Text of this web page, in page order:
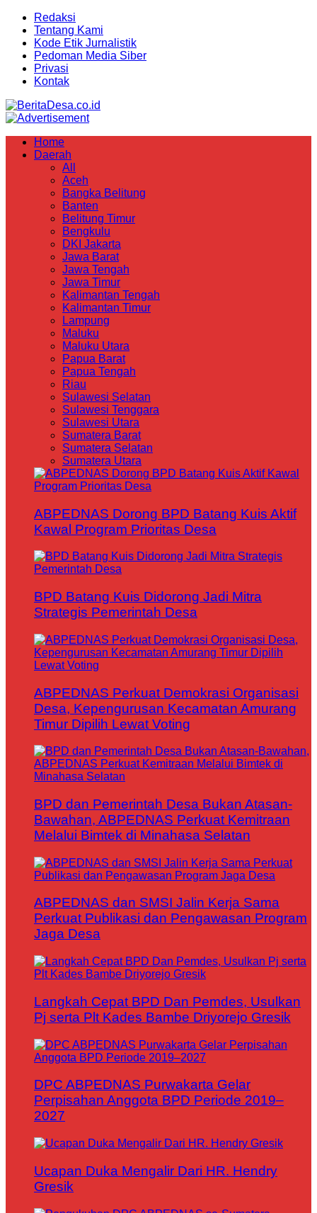
Redaksi
Tentang Kami
Kode Etik Jurnalistik
Pedoman Media Siber
Privasi
Kontak
Home
Daerah
All
Aceh
Bangka Belitung
Banten
Belitung Timur
Bengkulu
DKI Jakarta
Jawa Barat
Jawa Tengah
Jawa Timur
Kalimantan Tengah
Kalimantan Timur
Lampung
Maluku
Maluku Utara
Papua Barat
Papua Tengah
Riau
Sulawesi Selatan
Sulawesi Tenggara
Sulawesi Utara
Sumatera Barat
Sumatera Selatan
Sumatera Utara
ABPEDNAS Dorong BPD Batang Kuis Aktif
Kawal Program Prioritas Desa
BPD Batang Kuis Didorong Jadi Mitra
Strategis Pemerintah Desa
ABPEDNAS Perkuat Demokrasi Organisasi
Desa, Kepengurusan Kecamatan Amurang
Timur Dipilih Lewat Voting
BPD dan Pemerintah Desa Bukan Atasan-
Bawahan, ABPEDNAS Perkuat Kemitraan
Melalui Bimtek di Minahasa Selatan
ABPEDNAS dan SMSI Jalin Kerja Sama
Perkuat Publikasi dan Pengawasan Program
Jaga Desa
Langkah Cepat BPD Dan Pemdes, Usulkan
Pj serta Plt Kades Bambe Driyorejo Gresik
DPC ABPEDNAS Purwakarta Gelar
Perpisahan Anggota BPD Periode 2019–
2027
Ucapan Duka Mengalir Dari HR. Hendry
Gresik